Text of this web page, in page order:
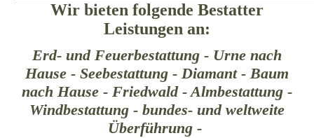
Wir bieten folgende Bestatter
Leistungen an:
Erd- und Feuerbestattung - Urne nach
Hause - Seebestattung - Diamant - Baum
nach Hause - Friedwald - Almbestattung -
Windbestattung - bundes- und weltweite
Überführung -